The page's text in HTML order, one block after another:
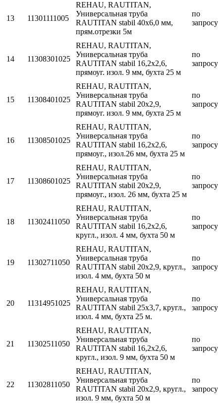
13 11301111005
REHAU, RAUTITAN,
Универсальная труба
RAUTITAN stabil 40х6,0 мм,
прям.отрезки 5м
по
запросу
14 11308301025
REHAU, RAUTITAN,
Универсальная труба
RAUTITAN stabil 16,2х2,6,
прямоуг. изол. 9 мм, бухта 25 м
по
запросу
15 11308401025
REHAU, RAUTITAN,
Универсальная труба
RAUTITAN stabil 20х2,9,
прямоуг. изол. 9 мм, бухта 25 м
по
запросу
16 11308501025
REHAU, RAUTITAN,
Универсальная труба
RAUTITAN stabil 16,2х2,6,
прямоуг., изол.26 мм, бухта 25 м
по
запросу
17 11308601025
REHAU, RAUTITAN,
Универсальная труба
RAUTITAN stabil 20х2,9,
прямоуг., изол. 26 мм, бухта 25 м
по
запросу
18 11302411050
REHAU, RAUTITAN,
Универсальная труба
RAUTITAN stabil 16,2х2,6,
кругл., изол. 4 мм, бухта 50 м
по
запросу
19 11302711050
REHAU, RAUTITAN,
Универсальная труба
RAUTITAN stabil 20х2,9, кругл.,
изол. 4 мм, бухта 50 м
по
запросу
20 11314951025
REHAU, RAUTITAN,
Универсальная труба
RAUTITAN stabil 25x3,7, кругл.,
изол. 4 мм, бухта 25 м.
по
запросу
21 11302511050
REHAU, RAUTITAN,
Универсальная труба
RAUTITAN stabil 16,2х2,6,
кругл., изол. 9 мм, бухта 50 м
по
запросу
22 11302811050
REHAU, RAUTITAN,
Универсальная труба
RAUTITAN stabil 20х2,9, кругл.,
изол. 9 мм, бухта 50 м
по
запросу